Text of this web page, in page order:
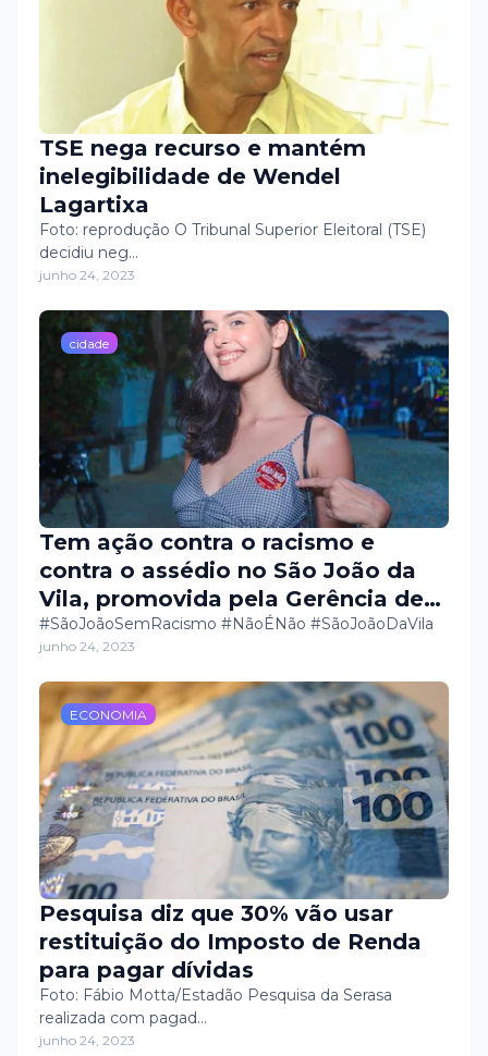
TSE nega recurso e mantém
inelegibilidade de Wendel
Lagartixa
Foto: reprodução O Tribunal Superior Eleitoral (TSE)
decidiu neg…
junho 24, 2023
cidade
Tem ação contra o racismo e
contra o assédio no São João da
Vila, promovida pela Gerência de
Juventude e Igualdade Racial.
#SãoJoãoSemRacismo #NãoÉNão #SãoJoãoDaVila
junho 24, 2023
ECONOMIA
Pesquisa diz que 30% vão usar
restituição do Imposto de Renda
para pagar dívidas
Foto: Fábio Motta/Estadão Pesquisa da Serasa
realizada com pagad…
junho 24, 2023